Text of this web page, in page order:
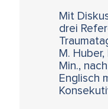
Mit
drei
M.
Min.,
Englisch